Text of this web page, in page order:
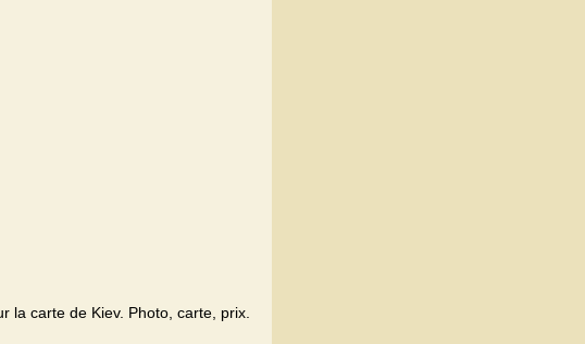
la carte de Kiev. Photo, carte, prix.